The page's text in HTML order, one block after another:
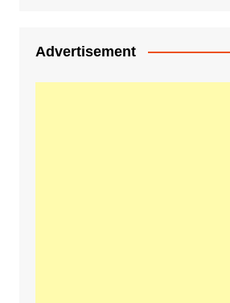
Advertisement